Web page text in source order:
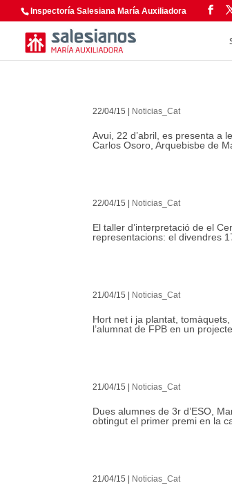
Inspectoría Salesiana María Auxiliadora
22/04/15 Noticias_Cat
Avui, 22 d’abril, es presenta a
Carlos Osoro, Arquebisbe de
22/04/15 Noticias_Cat
El taller d’interpretació de el
representacions: el divendres
21/04/15 Noticias_Cat
Hort net i ja plantat,
l’alumnat de FPB en un
21/04/15 Noticias_Cat
Dues alumnes de 3r d’ESO,
obtingut el primer premi en la
21/04/15 Noticias_Cat